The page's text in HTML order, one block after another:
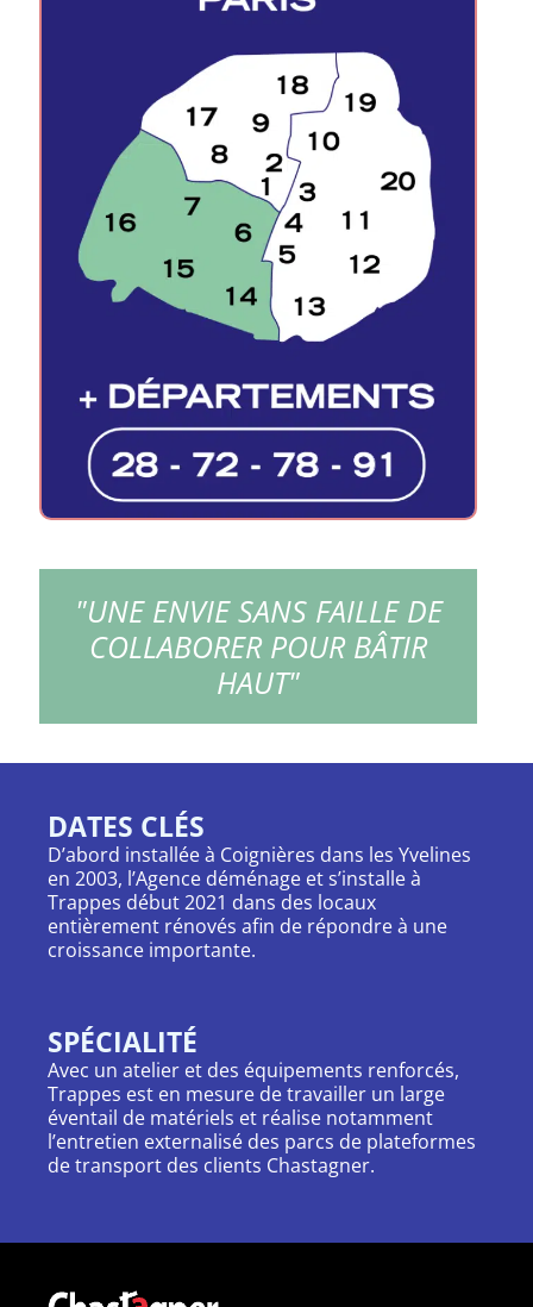
"UNE ENVIE SANS FAILLE DE
COLLABORER POUR BÂTIR
HAUT"
DATES CLÉS
D’abord installée à Coignières dans les Yvelines
en 2003, l’Agence déménage et s’installe à
Trappes début 2021 dans des locaux
entièrement rénovés afin de répondre à une
croissance importante.
SPÉCIALITÉ
Avec un atelier et des équipements renforcés,
Trappes est en mesure de travailler un large
éventail de matériels et réalise notamment
l’entretien externalisé des parcs de plateformes
de transport des clients Chastagner.